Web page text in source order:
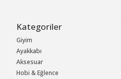
Kategoriler
Giyim
Ayakkabı
Aksesuar
Hobi & Eğlence